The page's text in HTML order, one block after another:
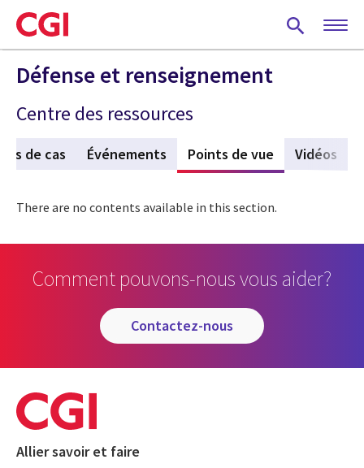
Skip
to
main
content
Défense et renseignement
Centre des ressources
de cas Événements Points de vue (active tab)
Vidéos
There are no contents available in this section.
Comment pouvons-nous vous aider?
contactez-nous
Allier savoir et faire